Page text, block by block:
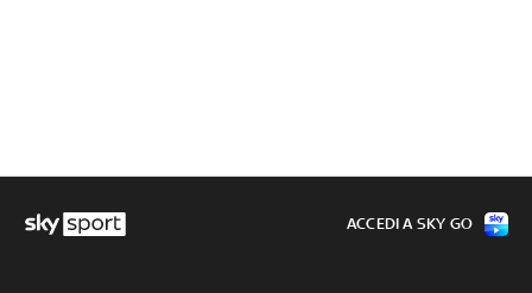
ACCEDI A SKY GO